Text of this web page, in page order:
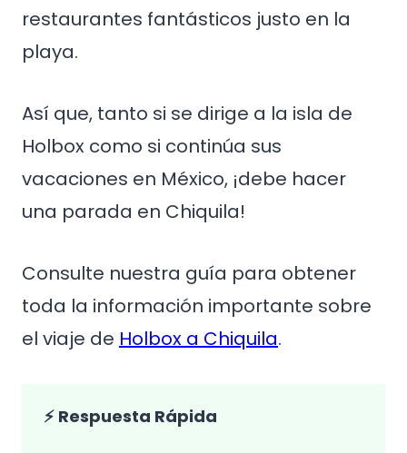
restaurantes fantásticos justo en la
playa.
Así que, tanto si se dirige a la isla de
Holbox como si continúa sus
vacaciones en México, ¡debe hacer
una parada en Chiquila!
Consulte nuestra guía para obtener
toda la información importante sobre
el viaje de Holbox a Chiquila.
⚡ Respuesta Rápida